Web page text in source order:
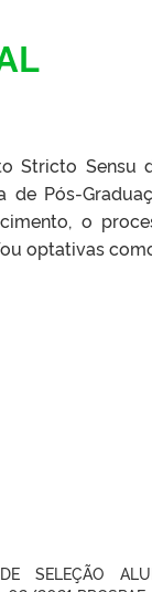
Stricto Sensu
de Pós-
o
optativas
SELEÇÃO